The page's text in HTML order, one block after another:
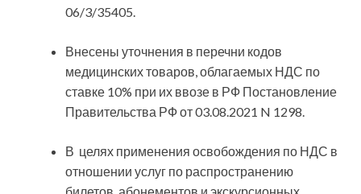
06/3/35405.
Внесены уточнения в перечни кодов
медицинских товаров, облагаемых НДС по
ставке 10% при их ввозе в РФ Постановление
Правительства РФ от 03.08.2021 N 1298.
В целях применения освобождения по НДС в
отношении услуг по распространению
билетов, абонементов и экскурсионных